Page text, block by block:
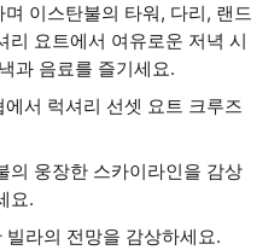
이스탄불의 타워, 다리, 랜드
리 요트에서 여유로운 저녁 시
과 음료를 즐기세요.
서 럭셔리 선셋 요트 크루즈
의 웅장한 스카이라인을 감상
요.
라의 전망을 감상하세요.